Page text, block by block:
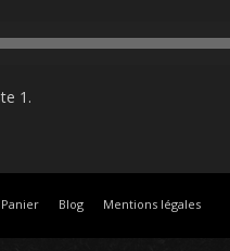
1.
Panier Blog Mentions légales